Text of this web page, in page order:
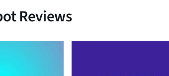
Reviews